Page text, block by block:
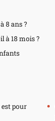
8 ans ?
à 18 mois ?
est pour